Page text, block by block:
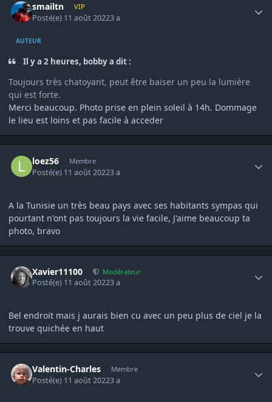
smailtn VIP
Posté(e) 11 août 20223 a
AUTEUR
Il y a 2 heures, bobby a dit :
Toujours très chatoyant, peut être baiser un peu la lumière
qui est forte.
Merci beaucoup. Photo prise en plein soleil à 14h. Dommage
le lieu est loins et pas facile à acceder
loez56 Membre
Posté(e) 11 août 20223 a
A la Tunisie un très beau pays avec ses habitants sympas qui
pourtant n'ont pas toujours la vie facile, J'aime beaucoup ta
photo, bravo
Xavier11100 Modérateur
Posté(e) 11 août 20223 a
Bel endroit mais j aurais bien cu avec un peu plus de ciel je la
trouve quichée en haut
Valentin-Charles Membre
Posté(e) 11 août 20223 a